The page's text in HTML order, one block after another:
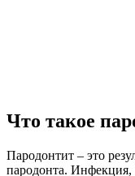
Что такое
Пародонтит – это
пародонта. Инфекция,